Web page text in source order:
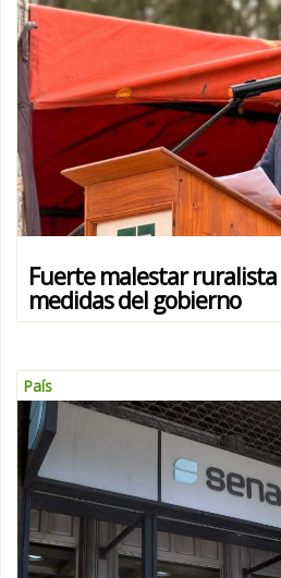
Fuerte malestar
medidas del gobierno
País